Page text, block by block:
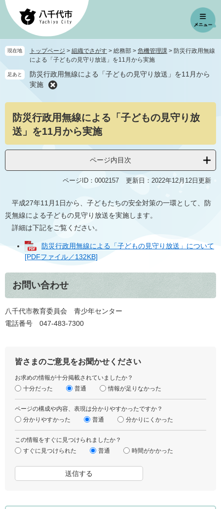
ペ
先
頭
す
メ
を
飛
し
現在地 トップページ > 組織でさがす > 総務部 > 危機管理課 > 防災行政用無線
による「子どもの見守り放送」を11月から実施
足あと
防災行政用無線による「子どもの見守り放送」を11月から
実施
防災行政用無線による「子どもの見守り放
送」を11月から実施
ページ内目次
ページID：0002157 更新日：2022年12月12日更新
平成27年11月1日から、子どもたちの安全対策の一環として、防
災無線による子どもの見守り放送を実施します。
詳細は下記をご覧ください。
防災行政用無線による「子どもの見守り放送」について
[PDFファイル／132KB]
お問い合わせ
八千代市教育委員会 青少年センター
電話番号 047-483-7300
皆さまのご意見をお聞かせください
お求めの情報が十分掲載されていましたか？
十分だった
普通 情報が足りなかった
ページの構成や内容、表現は分かりやすかったですか？
分かりやすかった
普通 分かりにくかった
この情報をすぐに見つけられましたか？
すぐに見つけられた
普通 時間がかかった